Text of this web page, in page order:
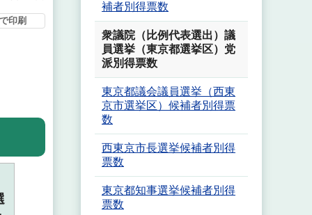
印刷
補者別得票数
衆議院（比例代表選出）議
員選挙（東京都選挙区）党
派別得票数
東京都議会議員選挙（西東
京市選挙区）候補者別得票
数
西東京市長選挙候補者別得
票数
東京都知事選挙候補者別得
票数